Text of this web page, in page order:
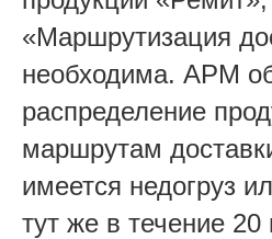
«Маршрутизация
необходима. АРМ
распределение
маршрутам
имеется недогруз
тут же в течение 20